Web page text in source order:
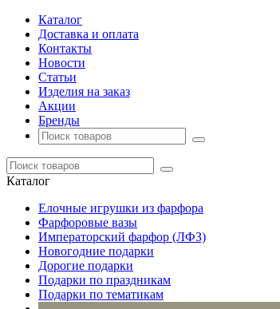
Каталог
Доставка и оплата
Контакты
Новости
Статьи
Изделия на заказ
Акции
Бренды
Каталог
Елочные игрушки из фарфора
Фарфоровые вазы
Императорский фарфор (ЛФЗ)
Новогодние подарки
Дорогие подарки
Подарки по праздникам
Подарки по тематикам